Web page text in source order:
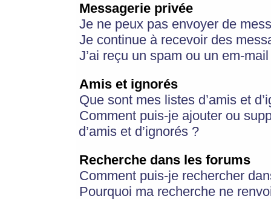
Messagerie privée
Je ne peux pas envoyer de
Je continue à recevoir des
J’ai reçu un spam ou un em-
Amis et ignorés
Que sont mes listes d’amis et
Comment puis-je ajouter ou
d’amis et d’ignorés ?
Recherche dans les forums
Comment puis-je rechercher
Pourquoi ma recherche ne